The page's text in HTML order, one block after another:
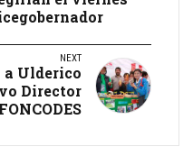
NEXT
a Ulderico
Director